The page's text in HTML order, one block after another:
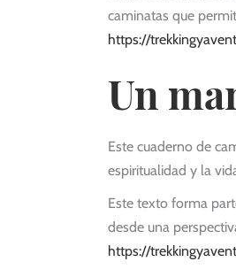
caminatas que
https://
Un
Este cuaderno de
espiritualidad y la
Este texto forma
desde una
https://